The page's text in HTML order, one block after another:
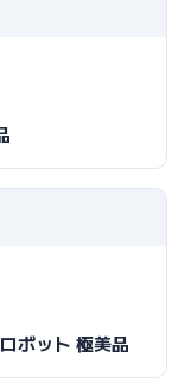
ボット 極美品